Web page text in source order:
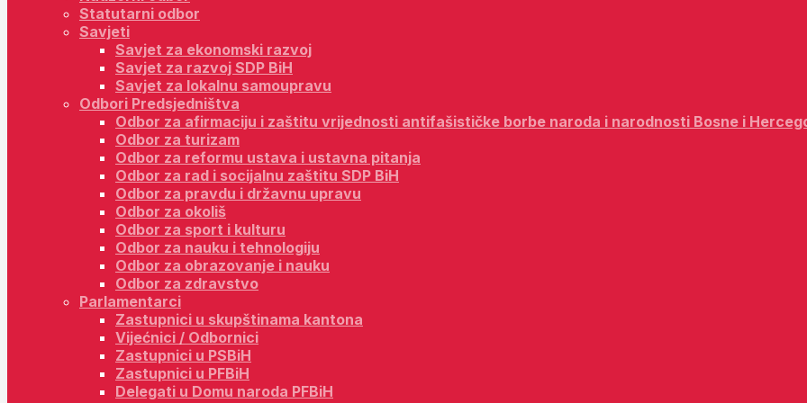
Statutarni odbor
Savjeti
Savjet za ekonomski razvoj
Savjet za razvoj SDP BiH
Savjet za lokalnu samoupravu
Odbori Predsjedništva
Odbor za afirmaciju i zaštitu vrijednosti antifašističke borbe naroda i narodnosti Bosne i
Odbor za turizam
Odbor za reformu ustava i ustavna pitanja
Odbor za rad i socijalnu zaštitu SDP BiH
Odbor za pravdu i državnu upravu
Odbor za okoliš
Odbor za sport i kulturu
Odbor za nauku i tehnologiju
Odbor za obrazovanje i nauku
Odbor za zdravstvo
Parlamentarci
Zastupnici u skupštinama kantona
Vijećnici / Odbornici
Zastupnici u PSBiH
Zastupnici u PFBiH
Delegati u Domu naroda PFBiH